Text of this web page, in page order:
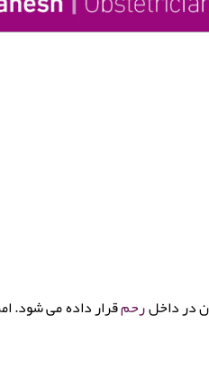
در داخلرحمقرار داده می شود.